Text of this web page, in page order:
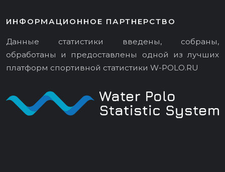
ИНФОРМАЦИОННОЕ ПАРТНЕРСТВО
Данные статистики введены, собраны,
обработаны и предоставлены одной из лучших
платформ спортивной статистики W-POLO.RU